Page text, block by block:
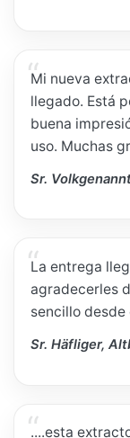
Mi nueva
llegado. Está
buena
uso. Muchas
Sr.
La entrega
agradecerles
sencillo
Sr. Häfliger,
....esta